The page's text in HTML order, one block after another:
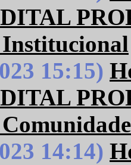
Institucional
15:15)
14:14)